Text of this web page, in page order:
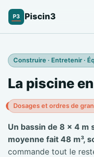
P3 Piscin3
Construire · Entretenir ·
La piscine
Dosages et ordres de
Un bassin de 8 × 4 m
moyenne fait 48 m³,
commande tout le